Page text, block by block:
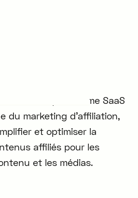
une plateforme SaaS
du marketing d'affiliation,
et optimiser la
affiliés pour les
et les médias.